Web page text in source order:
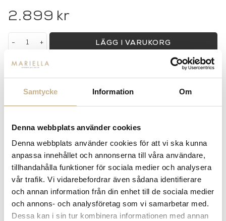
Samtycke Information Om
Denna webbplats använder cookies
Denna webbplats använder cookies för att vi ska kunna
anpassa innehållet och annonserna till våra användare,
tillhandahålla funktioner för sociala medier och analysera
vår trafik. Vi vidarebefordrar även sådana identifierare
och annan information från din enhet till de sociala medier
och annons- och analysföretag som vi samarbetar med.
Dessa kan i sin tur kombinera informationen med annan
2.899 kr
+
- LÄGG I VARUKORG
Lagerstatus:
Leverans inom 3-5 arbetsdagar på lagervaror
Få10% välkomstrabattnär du registrerar dig för vårt
Fri frakt på mindra varor vid köp över 1000:-
BESKRIVNING